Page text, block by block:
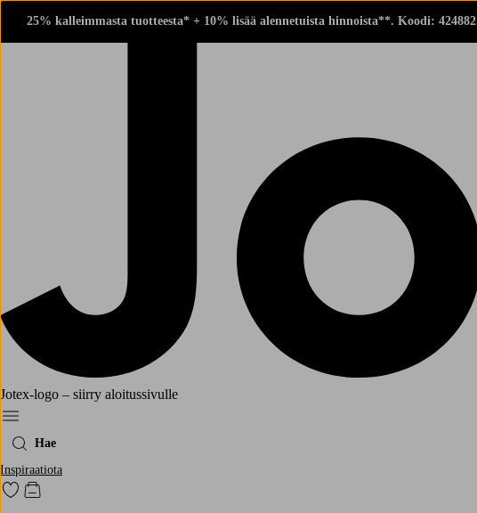
25% kalleimmasta tuotteesta* + 10% lisää alennetuista hinnoista**. Koodi: 424882
Jotex-logo – siirry aloitussivulle
Menu
Hae
Inspiraatiota
Siirry merkittyihin suosikkituotteisiin
Siirry ostoskoriin